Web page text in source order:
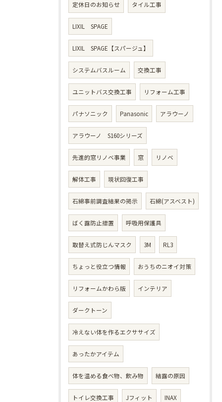
定休日のお知らせ タイル工事
LIXIL SPAGE
LIXIL SPAGE【スパージュ】
システムバスルーム 交換工事
ユニットバス交換工事 リフォーム工事
パナソニック Panasonic アラウーノ
アラウーノ S160シリーズ
先進的窓リノベ事業 窓 リノベ
解体工事 現状回復工事
石綿事前調査結果の掲示 石綿(アスベスト)
ばく露防止措置 呼吸用保護具
取替え式防じんマスク 3M RL3
ちょっと役立つ情報 おうちのニオイ対策
リフォームかわら版 インテリア
ダークトーン
冷えない体を作るエクササイズ
あったかアイテム
体を温める食べ物、飲み物 結露の原因
トイレ交換工事 Jフィット INAX